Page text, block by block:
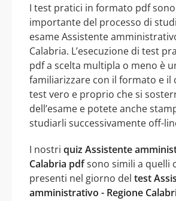
I test pratici in formato pdf
importante del processo di
esame Assistente
Calabria. L’esecuzione di test
pdf a scelta multipla o meno è
familiarizzare con il formato e il
test vero e proprio che si
dell’esame e potete anche
studiarli successivamente off-
I nostri quiz Assistente
Calabria pdfsono simili a quelli
presenti nel giorno del test
amministrativo - Regione